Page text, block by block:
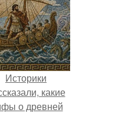
Историки
какие
о древней